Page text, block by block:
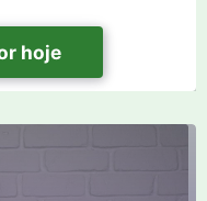
hoje